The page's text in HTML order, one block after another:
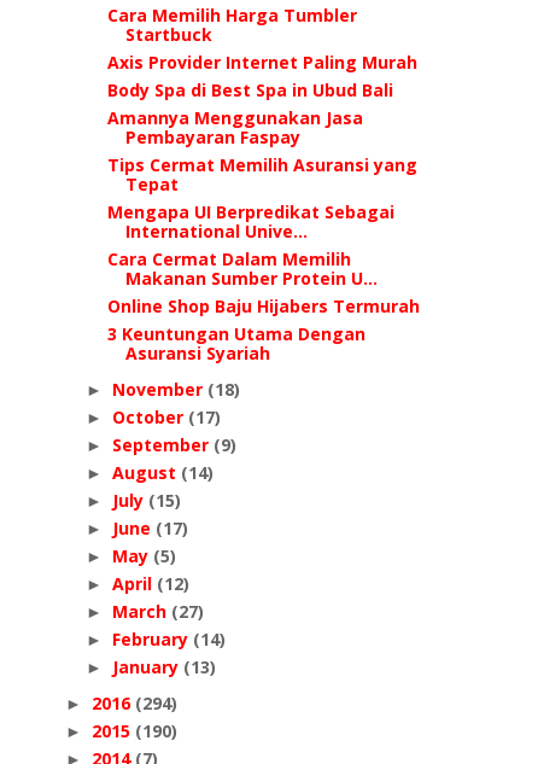
Cara Memilih Harga Tumbler
Startbuck
Axis Provider Internet Paling Murah
Body Spa di Best Spa in Ubud Bali
Amannya Menggunakan Jasa
Pembayaran Faspay
Tips Cermat Memilih Asuransi yang
Tepat
Mengapa UI Berpredikat Sebagai
International Unive...
Cara Cermat Dalam Memilih
Makanan Sumber Protein U...
Online Shop Baju Hijabers Termurah
3 Keuntungan Utama Dengan
Asuransi Syariah
► November (18)
► October (17)
► September (9)
► August (14)
► July (15)
► June (17)
► May (5)
► April (12)
► March (27)
► February (14)
► January (13)
► 2016 (294)
► 2015 (190)
► 2014 (7)